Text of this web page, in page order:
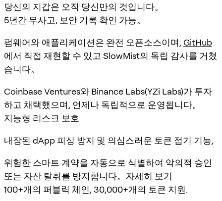
당신의 지갑은 오직 당신만의 것입니다。
5년간 무사고, 보안 기록 확인 가능。
펌웨어와 애플리케이션은 완전 오픈소스이며, GitHub
에서 직접 재현할 수 있고 SlowMist의 독립 감사를 거쳤
습니다。
Coinbase Ventures와 Binance Labs(YZi Labs)가 투자
하고 채택했으며, 언제나 독립적으로 운영됩니다。
지능형 리스크 보호
내장된 dApp 피싱 방지 및 의심스러운 토큰 접기 기능,
위험한 스마트 계약을 자동으로 식별하여 악의적 승인
또는 자산 탈취를 방지합니다。 자세히 보기
100+개의 퍼블릭 체인, 30,000+개의 토큰 지원.